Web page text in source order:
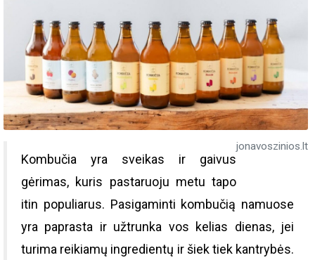
jonavoszinios.lt
Kombučia yra sveikas ir gaivus
gėrimas, kuris pastaruoju metu tapo
itin populiarus. Pasigaminti kombučią namuose
yra paprasta ir užtrunka vos kelias dienas, jei
turima reikiamų ingredientų ir šiek tiek kantrybės.